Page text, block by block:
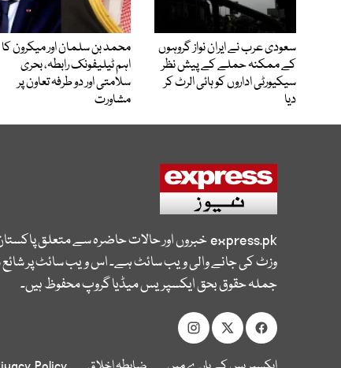
سعودی عرب نے ایران نواز گروہوں
کے ممکنہ حملے کے پیش نظر
سیکیورٹی اداروں کو ہائی الرٹ کر
دیا
محمد بن سلمان اور میکرون کا
اہم ٹیلیفونک رابطہ، بحری
سلامتی اور دو طرفہ تعاون پر
مشاورت
express.pkخبروں اور حالات حاضرہ سے متعلق
وزٹ کی جانے والی ویب سائٹ ہے۔ اس ویب سائٹ پر شائع
جملہ حقوق بحق ایکسپریس میڈیا گروپ محفوظ ہیں۔